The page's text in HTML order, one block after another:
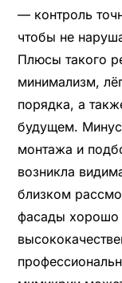
— контроль
чтобы не
Плюсы такого
минимализм,
порядка, а
будущем.
монтажа и
возникла
близком
фасады хорошо